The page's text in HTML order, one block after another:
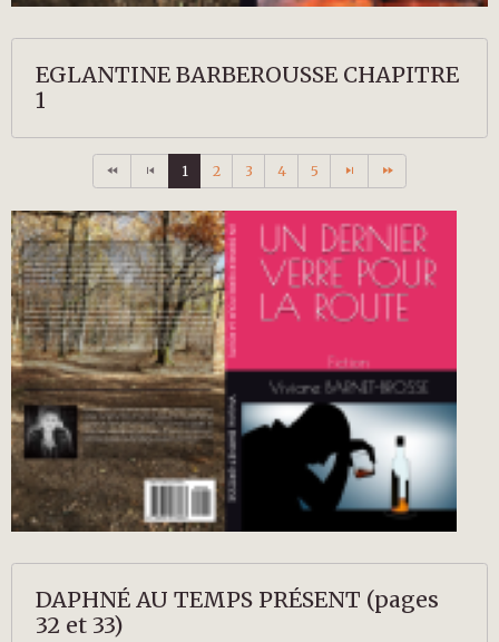
EGLANTINE BARBEROUSSE CHAPITRE
1
1 2 3 4 5
DAPHNÉ AU TEMPS PRÉSENT (pages
32 et 33)